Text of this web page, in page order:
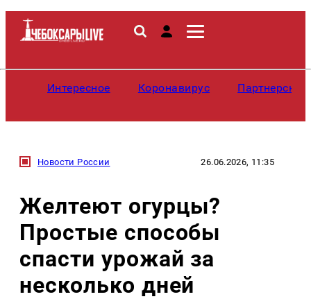
Интересное Коронавирус
Новости России 26.06.2026, 11:35
Желтеют огурцы?
Простые способы
спасти урожай за
несколько дней